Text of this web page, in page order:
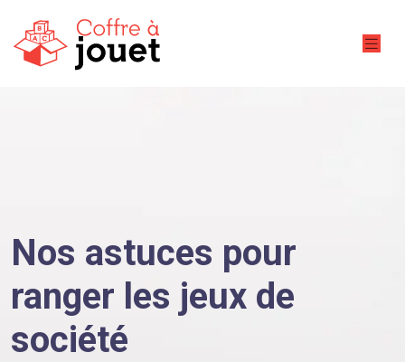
Nos astuces pour
ranger les jeux de
société